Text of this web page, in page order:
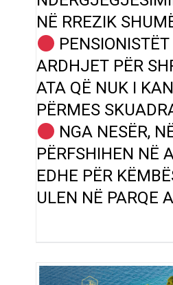
NË RREZIK
ARDHJET PËR
ATA QË NUK I
PËRMES
NGA NESËR,
PËRFSHIHEN NË
EDHE PËR
ULEN NË PARQE